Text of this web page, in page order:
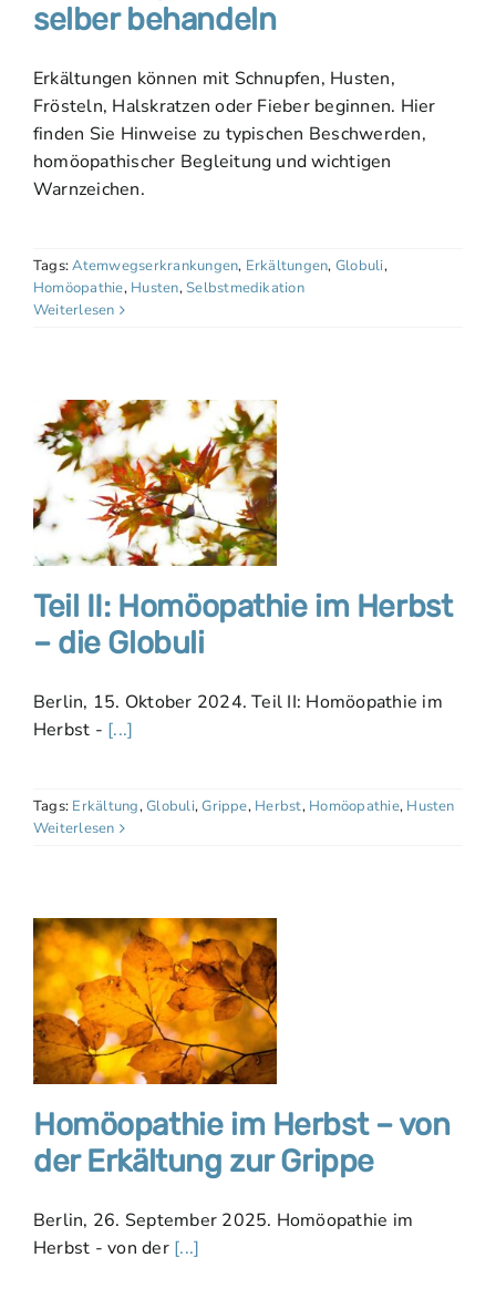
selber behandeln
Erkältungen können mit Schnupfen, Husten,
Frösteln, Halskratzen oder Fieber beginnen. Hier
finden Sie Hinweise zu typischen Beschwerden,
homöopathischer Begleitung und wichtigen
Warnzeichen.
Tags:Atemwegserkrankungen, Erkältungen, Globuli,
Homöopathie, Husten,Selbstmedikation
Weiterlesen
Teil II: Homöopathie im Herbst
– die Globuli
Berlin, 15. Oktober 2024. Teil II: Homöopathie im
Herbst - [...]
Tags: Erkältung,Globuli,Grippe, Herbst, Homöopathie, Husten
Weiterlesen
Homöopathie im Herbst – von
der Erkältung zur Grippe
Berlin, 26. September 2025. Homöopathie im
Herbst - von der [...]